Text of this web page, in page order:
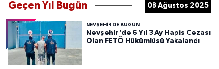
Geçen Yıl Bugün 08 Ağustos 2025
NEVŞEHIR DE BUGÜN
Nevşehir'de 6 Yıl 3 Ay Hapis Cezası
Olan FETÖ Hükümlüsü Yakalandı